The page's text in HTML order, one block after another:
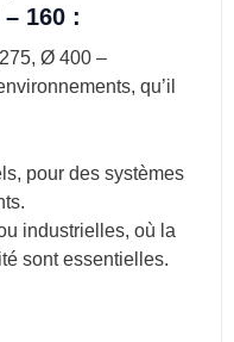
160 :
Ø 400 –
qu’il
pour des systèmes
industrielles, où la
sont essentielles.